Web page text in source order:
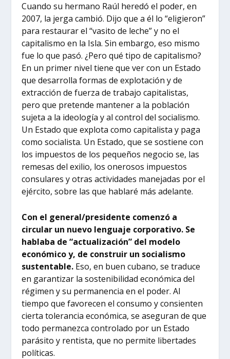
Cuando su hermano Raúl heredó el poder, en
2007, la jerga cambió. Dijo que a él lo “eligieron”
para restaurar el “vasito de leche” y no el
capitalismo en la Isla. Sin embargo, eso mismo
fue lo que pasó. ¿Pero qué tipo de capitalismo?
En un primer nivel tiene que ver con un Estado
que desarrolla formas de explotación y de
extracción de fuerza de trabajo capitalistas,
pero que pretende mantener a la población
sujeta a la ideología y al control del socialismo.
Un Estado que explota como capitalista y paga
como socialista. Un Estado, que se sostiene con
los impuestos de los pequeños negocio se, las
remesas del exilio, los onerosos impuestos
consulares y otras actividades manejadas por el
ejército, sobre las que hablaré más adelante.
Con el general/presidente comenzó a
circular un nuevo lenguaje corporativo. Se
hablaba de “actualización” del modelo
económico y, de construir un socialismo
sustentable. Eso, en buen cubano, se traduce
en garantizar la sostenibilidad económica del
régimen y su permanencia en el poder. Al
tiempo que favorecen el consumo y consienten
cierta tolerancia económica, se aseguran de que
todo permanezca controlado por un Estado
parásito y rentista, que no permite libertades
políticas.